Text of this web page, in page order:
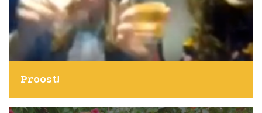
Proost!